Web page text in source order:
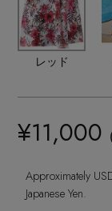
【ペプラム
『ELLE』最
スカート
ニット
コート
フラットシ
ブーツ
トートバッ
財布・小物
ボディバッ
帽子・イヤ
スマートフ
アイウェア
ピアス・イ
ネックレス
すべてのラ
ランジェリ
スポーツ
すべてのス
CONTENTS
特集一覧
レッド
¥11,000
Approximately
Japanese Yen.